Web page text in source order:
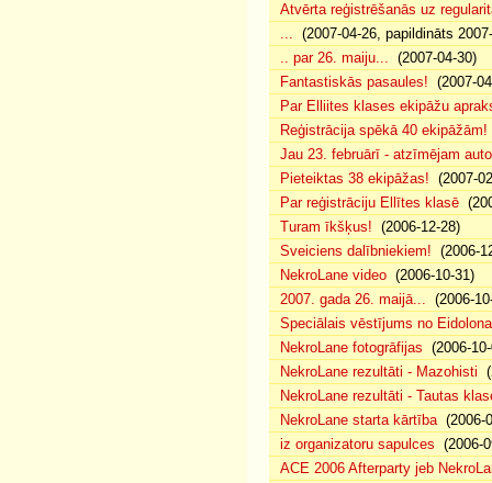
Atvērta reģistrēšanās uz
... (2007-04-26, papildināts
.. par 26. maiju... (2007-04-30)
Fantastiskās pasaules! (2007-
Par Elliites klases ekipāžu
Reģistrācija spēkā 40 ekipāžām!
Jau 23. februārī - atzīmējam
Pieteiktas 38 ekipāžas! (2007-
Par reģistrāciju Ellītes klasē
Turam īkšķus! (2006-12-28)
Sveiciens dalībniekiem! (2006-
NekroLane video (2006-10-31)
2007. gada 26. maijā... (2006-
Speciālais vēstījums no Eidolona
NekroLane fotogrāfijas (2006-
NekroLane rezultāti - Mazohisti
NekroLane rezultāti - Tautas
NekroLane starta kārtība(2006-
iz organizatoru sapulces (2006-
ACE 2006 Afterparty jeb